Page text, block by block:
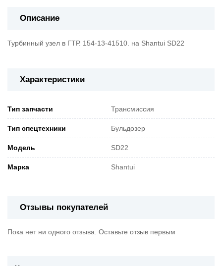
Описание
Турбинный узел в ГТР. 154-13-41510. на Shantui SD22
Характеристики
Тип запчасти Трансмиссия
Тип спецтехники Бульдозер
Модель SD22
Марка Shantui
Отзывы покупателей
Пока нет ни одного отзыва. Оставьте отзыв первым